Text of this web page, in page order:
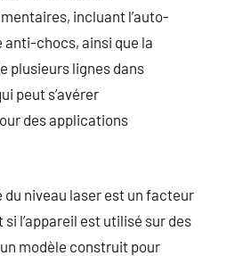
incluant l’auto-
anti-chocs, ainsi que la
plusieurs lignes dans
peut s’avérer
des applications
niveau laser est un facteur
l’appareil est utilisé sur des
modèle construit pour